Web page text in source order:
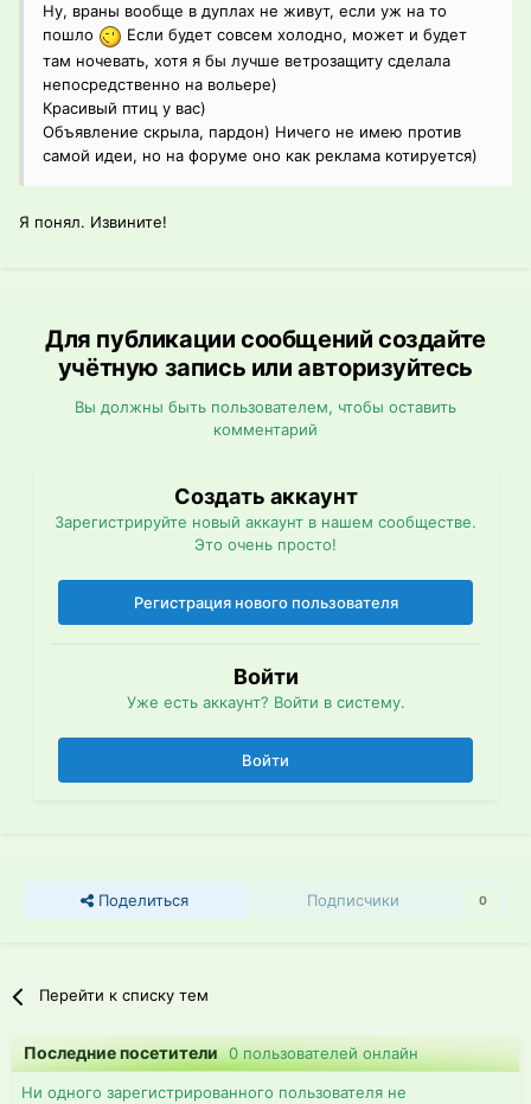
Ну, враны вообще в дуплах не живут, если уж на то
пошло
Если будет совсем холодно, может и будет
там ночевать, хотя я бы лучше ветрозащиту сделала
непосредственно на вольере)
Красивый птиц у вас)
Объявление скрыла, пардон) Ничего не имею против
самой идеи, но на форуме оно как реклама котируется)
Я понял. Извините!
Для публикации сообщений создайте
учётную запись или авторизуйтесь
Вы должны быть пользователем, чтобы оставить
комментарий
Создать аккаунт
Зарегистрируйте новый аккаунт в нашем сообществе.
Это очень просто!
Регистрация нового пользователя
Войти
Уже есть аккаунт? Войти в систему.
Войти
Поделиться Подписчики 0
Перейти к списку тем
Последние посетители0 пользователей онлайн
Ни одного зарегистрированного пользователя не